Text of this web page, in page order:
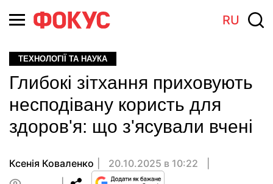
RU
ТЕХНОЛОГІЇ ТА НАУКА
Глибокі зітхання приховують
несподівану користь для
здоров'я: що з'ясували вчені
Ксенія Коваленко
20.10.2025 в 10:22